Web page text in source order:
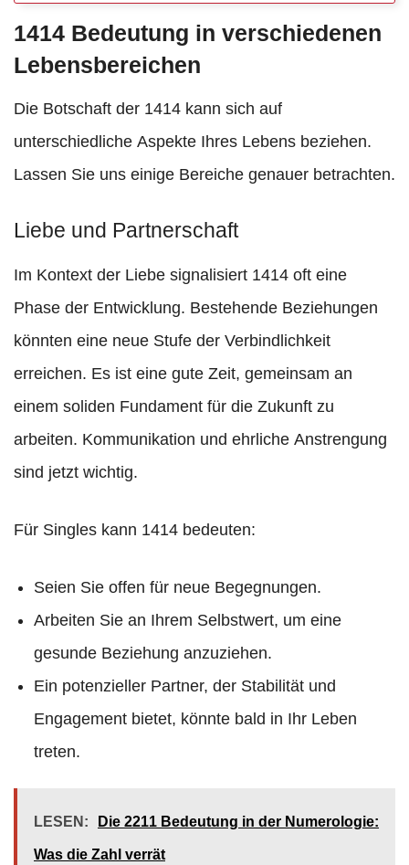
1414 Bedeutung in verschiedenen
Lebensbereichen
Die Botschaft der 1414 kann sich auf
unterschiedliche Aspekte Ihres Lebens beziehen.
Lassen Sie uns einige Bereiche genauer betrachten.
Liebe und Partnerschaft
Im Kontext der Liebe signalisiert 1414 oft eine
Phase der Entwicklung. Bestehende Beziehungen
könnten eine neue Stufe der Verbindlichkeit
erreichen. Es ist eine gute Zeit, gemeinsam an
einem soliden Fundament für die Zukunft zu
arbeiten. Kommunikation und ehrliche Anstrengung
sind jetzt wichtig.
Für Singles kann 1414 bedeuten:
Seien Sie offen für neue Begegnungen.
Arbeiten Sie an Ihrem Selbstwert, um eine
gesunde Beziehung anzuziehen.
Ein potenzieller Partner, der Stabilität und
Engagement bietet, könnte bald in Ihr Leben
treten.
LESEN: Die 2211 Bedeutung in der Numerologie:
Was die Zahl verrät